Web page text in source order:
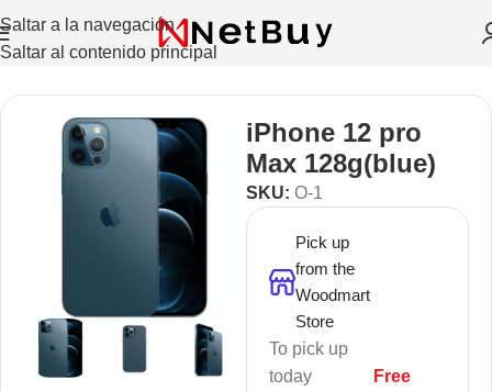
Saltar a la navegación
Saltar al contenido principal
Inicio/ Celulares Y Tablets/Celulares
iPhone 12 pro
Max 128g(blue)
SKU: O-1
Pick up
from the
Woodmart
Store
To pick up
today
Free